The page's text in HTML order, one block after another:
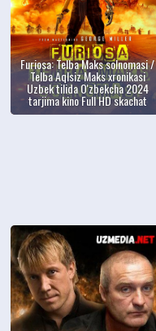
Furiosa: Telba Maks solnomasi /
Telba Aqlsiz Maks xronikasi
Uzbek tilida O'zbekcha 2024
tarjima kino Full HD skachat